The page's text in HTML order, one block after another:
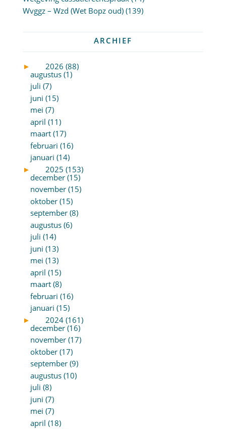
Wvggz – Wzd (Wet Bopz oud)(139)
ARCHIEF
►
2026 (88)
augustus (1)
juli (7)
juni (15)
mei (7)
april (11)
maart (17)
februari (16)
januari (14)
►
2025 (153)
december (15)
november (15)
oktober (15)
september (8)
augustus (6)
juli (14)
juni (13)
mei (13)
april (15)
maart (8)
februari (16)
januari (15)
►
2024 (161)
december (16)
november (17)
oktober (17)
september (9)
augustus (10)
juli (8)
juni (7)
mei (7)
april (18)